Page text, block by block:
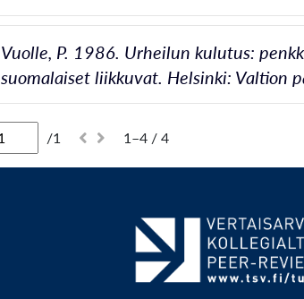
Vuolle, P. 1986. Urheilun kulutus:
suomalaiset liikkuvat. Helsinki: Valtion
/1 1–4 / 4